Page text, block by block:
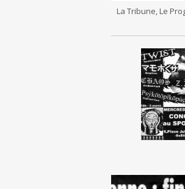
La Tribune, Le